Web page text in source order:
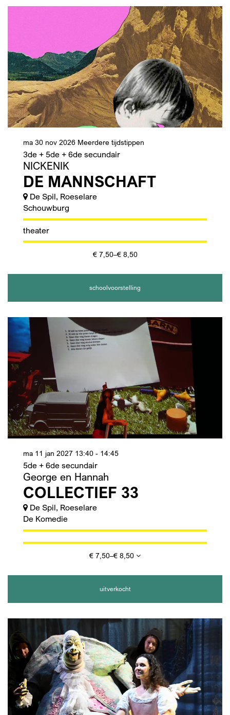
NICKENIK
DE MANNSCHAFT
3de + 5de + 6de secundair
ma 30 nov 2026 Meerdere tijdstippen
De Spil, Roeselare
Schouwburg
theater
€ 7,50–€ 8,50
schoolvoorstelling
George en Hannah
COLLECTIEF 33
5de + 6de secundair
ma 11 jan 2027 13:40 - 14:45
De Spil, Roeselare
De Komedie
€ 7,50–€ 8,50
uitverkocht